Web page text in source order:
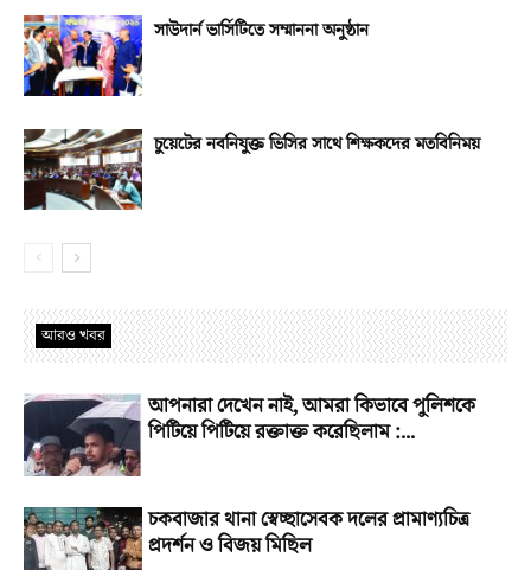
সাউদার্ন ভার্সিটিতে সম্মাননা অনুষ্ঠান
চুয়েটের নবনিযুক্ত ভিসির সাথে শিক্ষকদের মতবিনিময়
আরও খবর
আপনারা দেখেন নাই, আমরা কিভাবে পুলিশকে
পিটিয়ে পিটিয়ে রক্তাক্ত করেছিলাম :...
চকবাজার থানা স্বেচ্ছাসেবক দলের প্রামাণ্যচিত্র
প্রদর্শন ও বিজয় মিছিল